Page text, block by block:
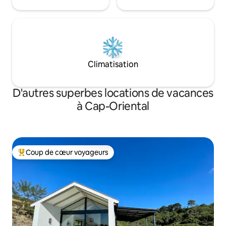
Climatisation
D'autres superbes locations de vacances
à Cap-Oriental
Coup de cœur voyageurs parmi les plus aimés
Coup de cœur voyageurs